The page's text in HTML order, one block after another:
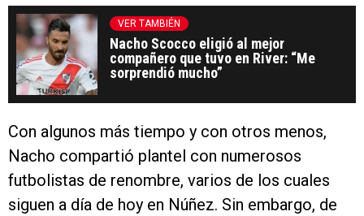
VER TAMBIÉN
Nacho Scocco eligió al mejor
compañero que tuvo en River: “Me
sorprendió mucho”
Con algunos más tiempo y con otros menos,
Nacho compartió plantel con numerosos
futbolistas de renombre, varios de los cuales
siguen a día de hoy en Núñez. Sin embargo, de